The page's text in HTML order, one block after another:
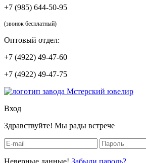
+7 (985) 644-50-95
(звонок бесплатный)
Оптовый отдел:
+7 (4922) 49-47-60
+7 (4922) 49-47-75
Вход
Здравствуйте! Мы рады встрече
Неверные данные! Забыли пароль?